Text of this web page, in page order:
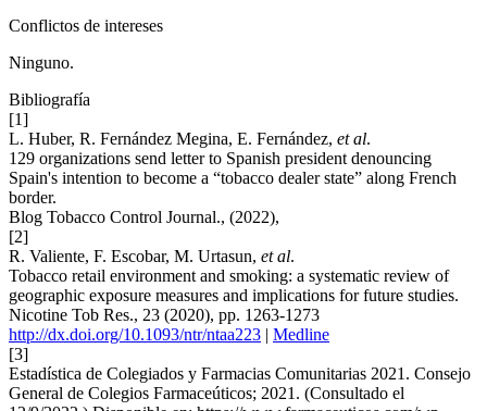
Conflictos de intereses
Ninguno.
Bibliografía
[1]
L. Huber, R. Fernández Megina, E. Fernández, et al.
129 organizations send letter to Spanish president denouncing
Spain's intention to become a “tobacco dealer state” along French
border.
Blog Tobacco Control Journal., (2022),
[2]
R. Valiente, F. Escobar, M. Urtasun, et al.
Tobacco retail environment and smoking: a systematic review of
geographic exposure measures and implications for future studies.
Nicotine Tob Res., 23 (2020), pp. 1263-1273
http://dx.doi.org/10.1093/ntr/ntaa223 | Medline
[3]
Estadística de Colegiados y Farmacias Comunitarias 2021. Consejo
General de Colegios Farmaceúticos; 2021. (Consultado el